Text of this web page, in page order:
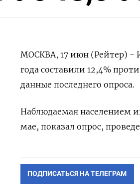
МОСКВА, 17 июн (Рейтер) -
⁠года ‌составили 12,4%
‌данные последнего опроса.
Наблюдаемая ​населением
⁠мае, показал ‌опрос,
ПОДПИСАТЬСЯ НА ТЕЛЕГРАМ